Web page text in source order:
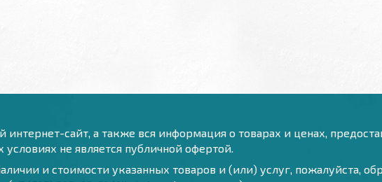
сайт, а также вся информация о товарах и ценах,
не является публичной офертой.
и стоимости указанных товаров и (или) услуг, пожалуйста,